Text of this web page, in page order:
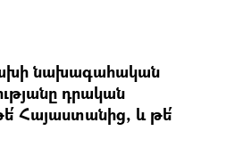
նախագահական
դրական
Հայաստանից, և թե՛